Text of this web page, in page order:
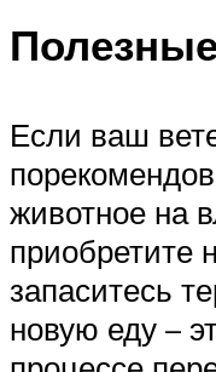
Если ваш
животное на
приобретите
запаситесь
новую еду –